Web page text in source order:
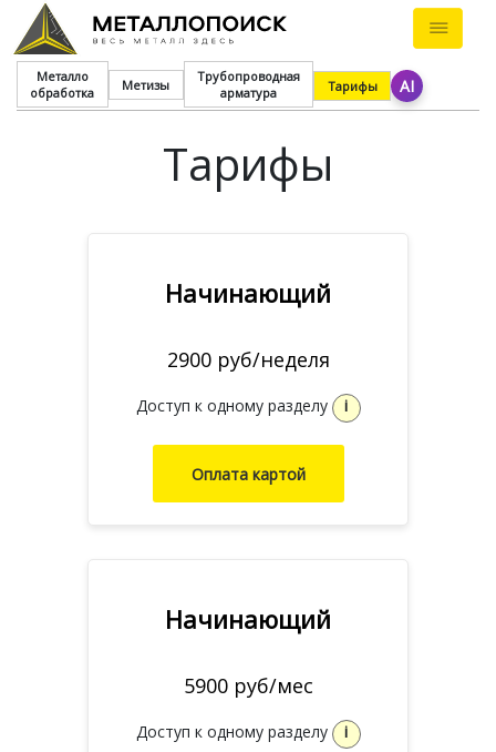
Металло
обработка
Метизы
Трубопроводная
арматура
Тарифы AI
Тарифы
Начинающий
2900 руб/неделя
Доступ к одному разделу i
Оплата картой
Начинающий
5900 руб/мес
Доступ к одному разделу i